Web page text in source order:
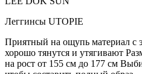
Леггинсы UTOPIE
Приятный на ощупь материал с
хорошо тянутся и утягивают
на рост от 155 см до 177 см